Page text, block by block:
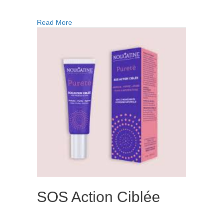
Read Moreabout Déodorant junior
SOS Action Ciblée